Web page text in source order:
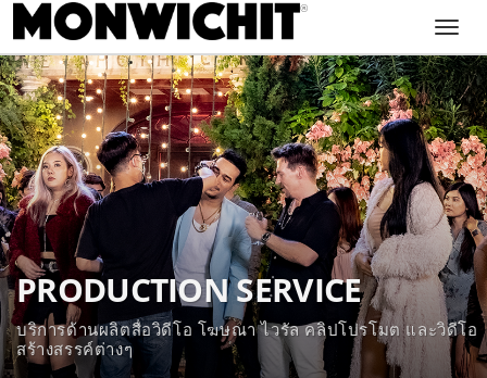
PRODUCTION SERVICE
บริการด้านผลิตสื่อวิดีโอ โฆษณา ไวรัล คลิปโปรโมต และวิดีโอ
สร้างสรรค์ต่างๆ